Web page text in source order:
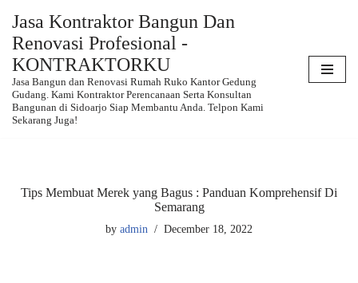
Skip
content
Jasa Kontraktor Bangun Dan
Renovasi Profesional -
KONTRAKTORKU
Jasa Bangun dan Renovasi Rumah Ruko Kantor Gedung
Gudang. Kami Kontraktor Perencanaan Serta Konsultan
Bangunan di Sidoarjo Siap Membantu Anda. Telpon Kami
Sekarang Juga!
Tips Membuat Merek yang Bagus : Panduan Komprehensif Di
Semarang
by admin December 18, 2022